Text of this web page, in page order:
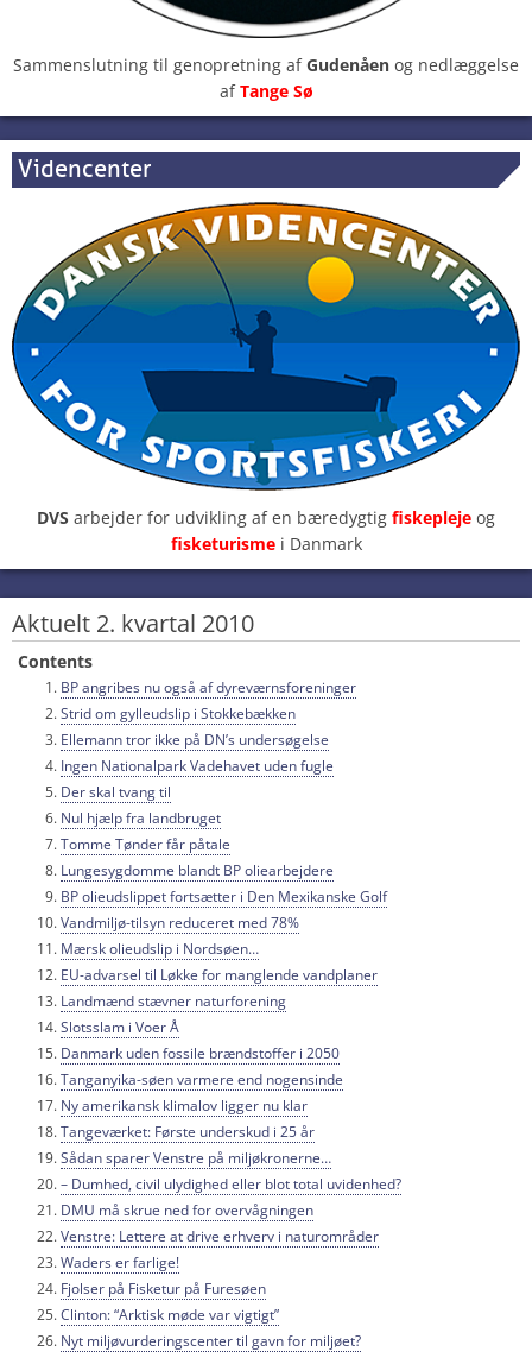
Sammenslutning til genopretning afGudenåen og nedlæggelse
afTange Sø
Videncenter
DVS arbejder for udvikling af en bæredygtig fiskepleje og
fisketurisme i Danmark
Aktuelt 2. kvartal 2010
Contents
BP angribes nu også af dyreværnsforeninger
Strid om gylleudslip i Stokkebækken
Ellemann tror ikke på DN’s undersøgelse
Ingen Nationalpark Vadehavet uden fugle
Der skal tvang til
Nul hjælp fra landbruget
Tomme Tønder får påtale
Lungesygdomme blandt BP oliearbejdere
BP olieudslippet fortsætter i Den Mexikanske Golf
Vandmiljø-tilsyn reduceret med 78%
Mærsk olieudslip i Nordsøen…
EU-advarsel til Løkke for manglende vandplaner
Landmænd stævner naturforening
Slotsslam i Voer Å
Danmark uden fossile brændstoffer i 2050
Tanganyika-søen varmere end nogensinde
Ny amerikansk klimalov ligger nu klar
Tangeværket: Første underskud i 25 år
Sådan sparer Venstre på miljøkronerne…
– Dumhed, civil ulydighed eller blot total uvidenhed?
DMU må skrue ned for overvågningen
Venstre: Lettere at drive erhverv i naturområder
Waders er farlige!
Fjolser på Fisketur på Furesøen
Clinton: “Arktisk møde var vigtigt”
Nyt miljøvurderingscenter til gavn for miljøet?